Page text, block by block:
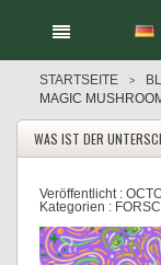
STARTSEITE >
MAGIC
WAS IST DER
Veröffentlicht :
Kategorien :